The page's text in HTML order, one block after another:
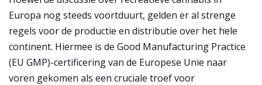
Europa nog steeds voortduurt, gelden er al strenge
regels voor de productie en distributie over het hele
continent. Hiermee is de Good Manufacturing Practice
(EU GMP)-certificering van de Europese Unie naar
voren gekomen als een cruciale troef voor